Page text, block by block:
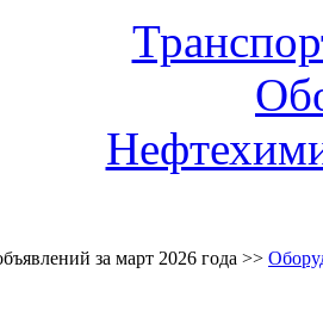
за март 2026 года >>